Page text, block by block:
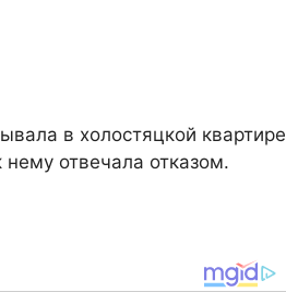
в холостяцкой квартире
отвечала отказом.​